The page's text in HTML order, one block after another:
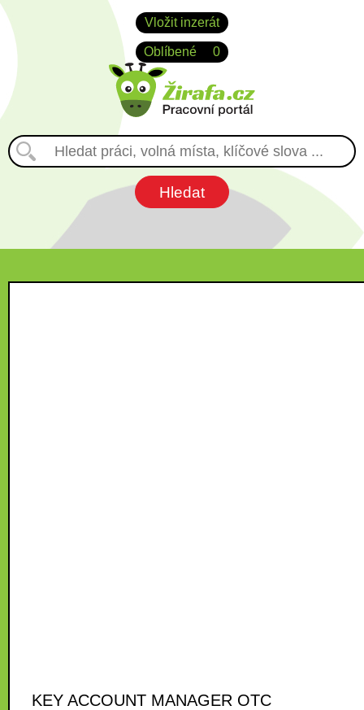
Vložit inzerát
Oblíbené 0
KEY ACCOUNT MANAGER OTC